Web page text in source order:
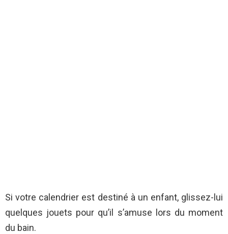
Si votre calendrier est destiné à un enfant, glissez-lui
quelques jouets pour qu’il s’amuse lors du moment
du bain.